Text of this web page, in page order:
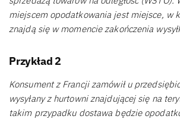
miejscem opodatkowania jest miejsce, w
znajdą się w momencie zakończenia
Przykład 2
Konsument z Francji zamówił u
wysyłany z hurtowni znajdującej się na
takim przypadku dostawa będzie